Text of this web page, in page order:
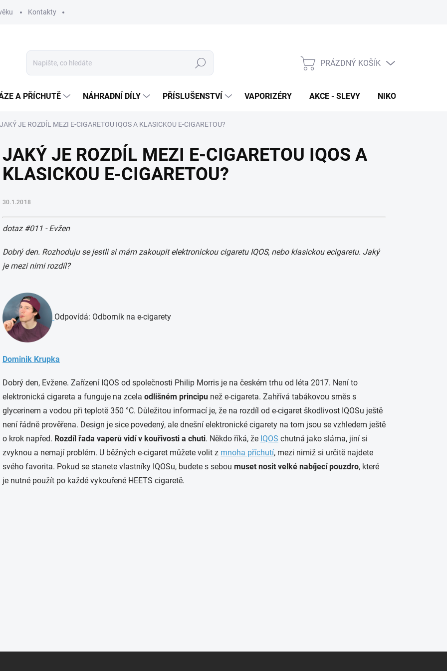
Kontakty
Hledat
NÁKUPNÍ
PRÁZDNÝ KOŠÍK
A PŘÍCHUTĚ NÁHRADNÍ DÍLY PŘÍSLUŠENSTVÍ VAPORIZÉRY AKCE - SLEVY NIKOTINOVÉ
JAKÝ JE ROZDÍL MEZI E-CIGARETOU IQOS A KLASICKOU E-CIGARETOU?
JAKÝ JE ROZDÍL MEZI E-CIGARETOU IQOS A
KLASICKOU E-CIGARETOU?
30.1.2018
dotaz #011 - Evžen
Dobrý den. Rozhoduju se jestli si mám zakoupit elektronickou cigaretu IQOS, nebo klasickou ecigaretu. Jaký
je mezi nimi rozdíl?
Odpovídá: Odborník na e-cigarety
Dominik Krupka
Dobrý den, Evžene. Zařízení IQOS od společnosti Philip Morris je na českém trhu od léta 2017. Není to
elektronická cigareta a funguje na zcela odlišném principu než e-cigareta. Zahřívá tabákovou směs s
glycerinem a vodou při teplotě 350 °C. Důležitou informací je, že na rozdíl od e-cigaret škodlivost IQOSu ještě
není řádně prověřena. Design je sice povedený, ale dnešní elektronické cigarety na tom jsou se vzhledem ještě
o krok napřed. Rozdíl řada vaperů vidí v kouřivosti a chuti. Někdo říká, že IQOS chutná jako sláma, jiní si
zvyknou a nemají problém. U běžných e-cigaret můžete volit z mnoha příchutí, mezi nimiž si určitě najdete
svého favorita. Pokud se stanete vlastníky IQOSu, budete s sebou muset nosit velké nabíjecí pouzdro, které
je nutné použít po každé vykouřené HEETS cigaretě.